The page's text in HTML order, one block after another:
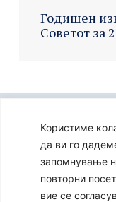
Користиме
да ви го
запомнување
повторни
вие се
Годишен
Советот за